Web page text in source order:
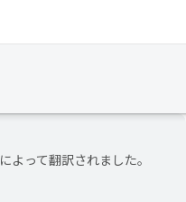
によって翻訳されました。